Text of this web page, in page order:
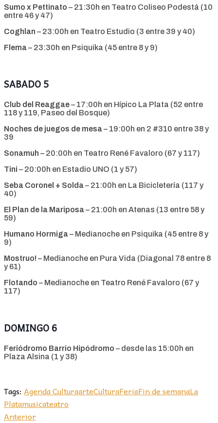
Sumo x Pettinato – 21:30h en Teatro Coliseo Podestá (10
entre 46 y 47)
Coghlan – 23:00h en Teatro Estudio (3 entre 39 y 40)
Flema– 23:30h en Psiquika (45 entre 8 y 9)
SABADO 5
Club del Reaggae– 17:00h en Hípico La Plata (52 entre
118 y 119, Paseo del Bosque)
Noches de juegos de mesa– 19:00h en 2 #310 entre 38 y
39
Sonamuh – 20:00h en Teatro René Favaloro (67 y 117)
Tini – 20:00h en Estadio UNO (1 y 57)
Seba Coronel + Solda– 21:00h en La Bicicletería (117 y
40)
El Plan de la Mariposa– 21:00h en Atenas (13 entre 58 y
59)
Humano Hormiga– Medianoche en Psiquika (45 entre 8 y
9)
Mostruo! – Medianoche en Pura Vida (Diagonal 78 entre 8
y 61)
Flotando – Medianoche en Teatro René Favaloro (67 y
117)
DOMINGO 6
Feriódromo Barrio Hipódromo – desde las 15:00h en
Plaza Alsina (1 y 38)
Tags: Agenda CulturaarteCulturaFeriaFin de semanaLa
Platamusicateatro
Anterior